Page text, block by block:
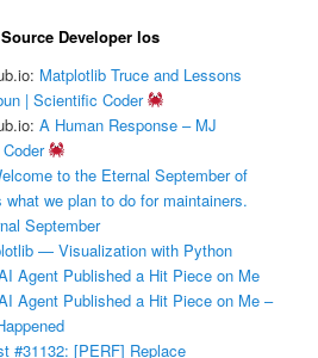
Developer los
Matplotlib Truce and Lessons
| Scientific Coder
A Human Response – MJ
to the Eternal September of
what we plan to do for maintainers.
September
— Visualization with Python
Agent Published a Hit Piece on Me
Agent Published a Hit Piece on Me –
#31132: [PERF] Replace